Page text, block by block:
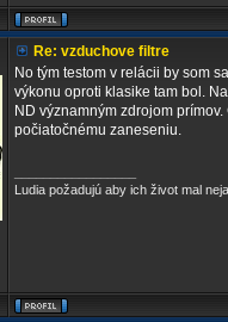
Re: vzduchove filtre
No tým testom v relácii by som
výkonu oproti klasike tam bol.
ND významným zdrojom
počiatočnému zaneseniu.
Ludia požadujú aby ich život mal